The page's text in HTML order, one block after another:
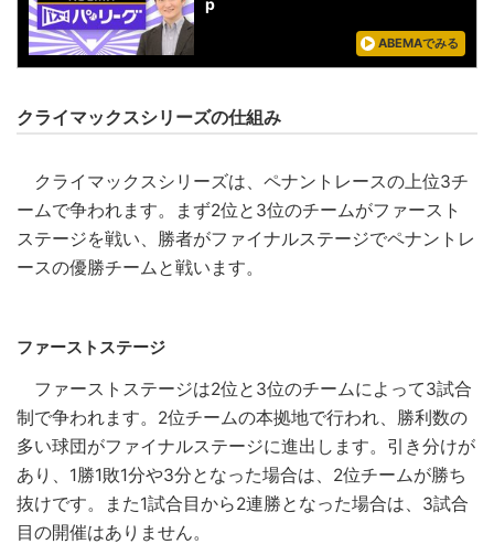
ABEMAでみる
クライマックスシリーズの仕組み
クライマックスシリーズは、ペナントレースの上位3チ
ームで争われます。まず2位と3位のチームがファースト
ステージを戦い、勝者がファイナルステージでペナントレ
ースの優勝チームと戦います。
ファーストステージ
ファーストステージは2位と3位のチームによって3試合
制で争われます。2位チームの本拠地で行われ、勝利数の
多い球団がファイナルステージに進出します。引き分けが
あり、1勝1敗1分や3分となった場合は、2位チームが勝ち
抜けです。また1試合目から2連勝となった場合は、3試合
目の開催はありません。